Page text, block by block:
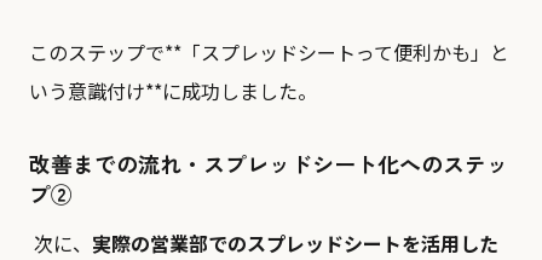
このステップで**「スプレッドシートって便利かも」と
いう意識付け**に成功しました。
改善までの流れ・スプレッドシート化へのステッ
プ②
次に、 実際の営業部でのスプレッドシートを活用した